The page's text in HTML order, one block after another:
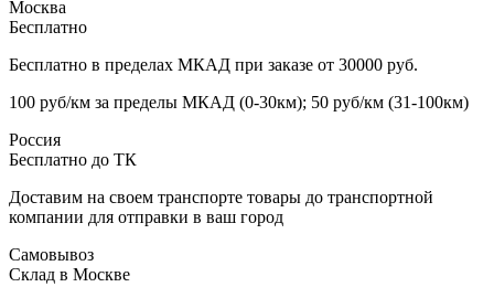
Москва
Бесплатно
Бесплатно в пределах МКАД при заказе от 30000 руб.
100 руб/км за пределы МКАД (0-30км); 50 руб/км (31-100км)
Россия
Бесплатно до ТК
Доставим на своем транспорте товары до транспортной
компании для отправки в ваш город
Самовывоз
Склад в Москве